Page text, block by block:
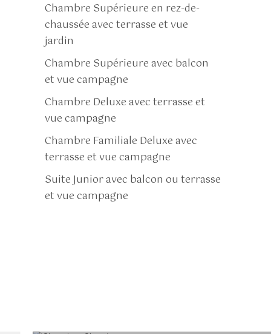
Chambre Supérieure en rez-de-
chaussée avec terrasse et vue
jardin
Chambre Supérieure avec balcon
et vue campagne
Chambre Deluxe avec terrasse et
vue campagne
Chambre Familiale Deluxe avec
terrasse et vue campagne
Suite Junior avec balcon ou terrasse
et vue campagne